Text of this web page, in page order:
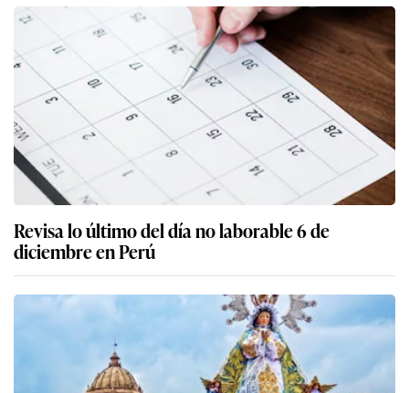
Revisa lo último del día no laborable 6 de
diciembre en Perú